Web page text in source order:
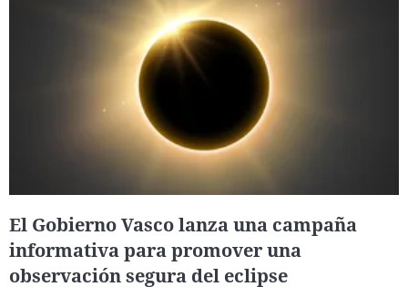
El Gobierno Vasco lanza una campaña
informativa para promover una
observación segura del eclipse